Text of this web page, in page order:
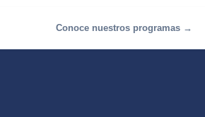
Conoce nuestros programas →